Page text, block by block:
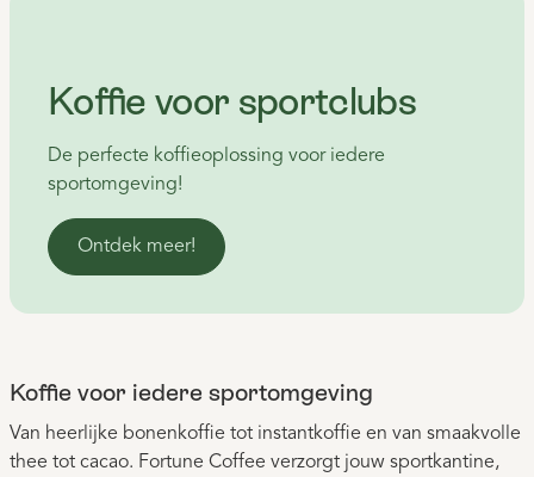
Koffie voor sportclubs
De perfecte koffieoplossing voor iedere
sportomgeving!
Ontdek meer!
Koffie voor iedere sportomgeving
Van heerlijke bonenkoffie tot instantkoffie en van smaakvolle
thee tot cacao. Fortune Coffee verzorgt jouw sportkantine,